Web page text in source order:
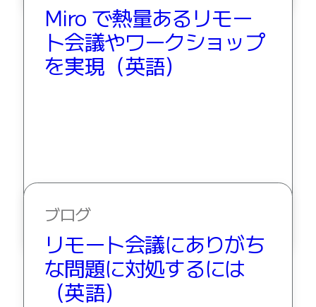
Miro で熱量あるリモー
ト会議やワークショップ
を実現（英語）
ブログ
リモート会議にありがち
な問題に対処するには
（英語）